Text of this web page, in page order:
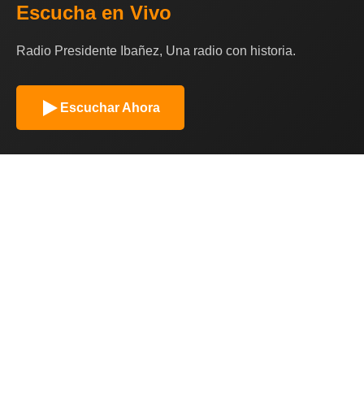
Escucha en Vivo
Radio Presidente Ibañez, Una radio con historia.
Escuchar Ahora